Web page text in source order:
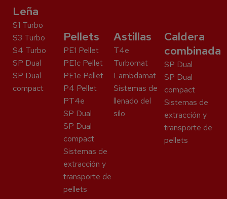
Leña
S1 Turbo
S3 Turbo
S4 Turbo
SP Dual
SP Dual
compact
Pellets
PE1 Pellet
PE1c Pellet
PE1e Pellet
P4 Pellet
PT4e
SP Dual
SP Dual
compact
Sistemas de
extracción y
transporte de
pellets
Astillas
T4e
Turbomat
Lambdamat
Sistemas de
llenado del
silo
Caldera
combinada
SP Dual
SP Dual
compact
Sistemas de
extracción y
transporte de
pellets